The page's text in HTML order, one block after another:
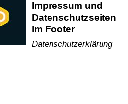
Impressum und
Datenschutzseiten
im Footer
Datenschutzerklärung